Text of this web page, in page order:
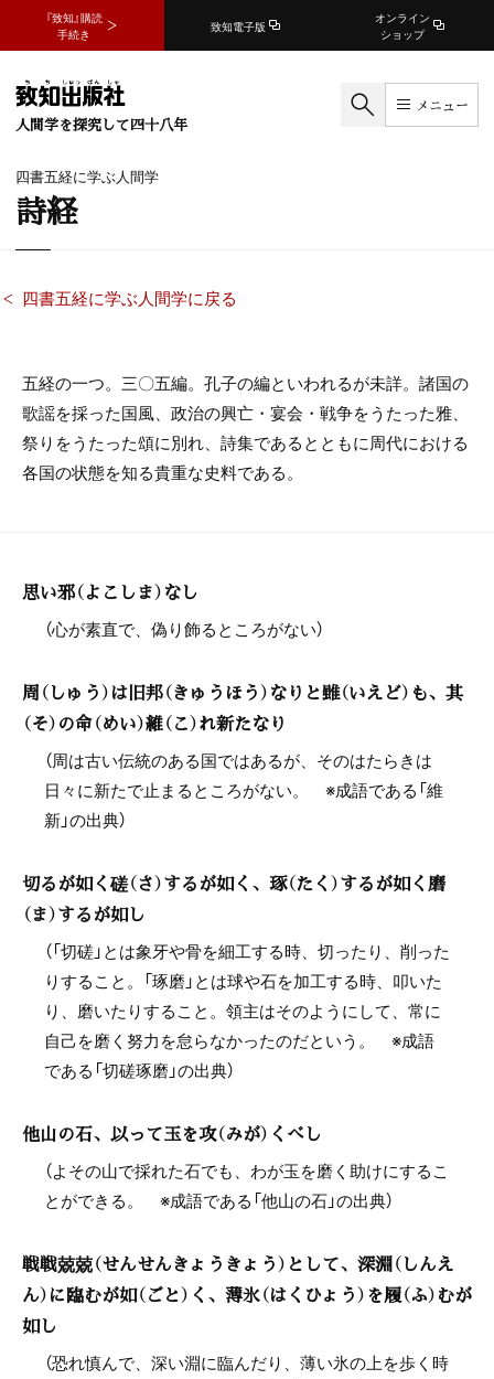
『致知』購読
手続き
致知電子版
オンライン
ショップ
人間学を探究して四十八年
メニュー
四書五経に学ぶ人間学
詩経
四書五経に学ぶ人間学に戻る
五経の一つ。三〇五編。孔子の編といわれるが未詳。諸国の
歌謡を採った国風、政治の興亡・宴会・戦争をうたった雅、
祭りをうたった頌に別れ、詩集であるとともに周代における
各国の状態を知る貴重な史料である。
思い邪（よこしま）なし
（心が素直で、偽り飾るところがない）
周（しゅう）は旧邦（きゅうほう）なりと雖（いえど）も、其
（そ）の命（めい）維（こ）れ新たなり
（周は古い伝統のある国ではあるが、そのはたらきは
日々に新たで止まるところがない。 ※成語である「維
新」の出典）
切るが如く磋（さ）するが如く、琢（たく）するが如く磨
（ま）するが如し
（「切磋」とは象牙や骨を細工する時、切ったり、削った
りすること。「琢磨」とは球や石を加工する時、叩いた
り、磨いたりすること。領主はそのようにして、常に
自己を磨く努力を怠らなかったのだという。 ※成語
である「切磋琢磨」の出典）
他山の石、以って玉を攻（みが）くべし
（よその山で採れた石でも、わが玉を磨く助けにするこ
とができる。 ※成語である「他山の石」の出典）
戦戦兢兢（せんせんきょうきょう）として、深淵（しんえ
ん）に臨むが如（ごと）く、薄氷（はくひょう）を履（ふ）むが
如し
（恐れ慎んで、深い淵に臨んだり、薄い氷の上を歩く時